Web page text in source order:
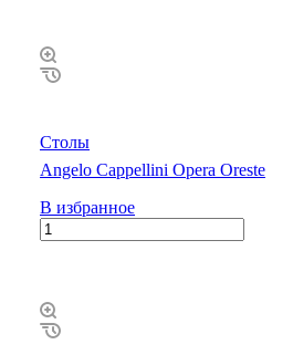
Столы
Angelo Cappellini Opera Oreste
В избранное